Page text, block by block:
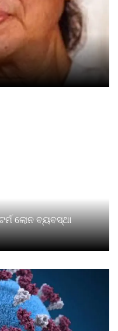
ଲୋନ ବ୍ୟବସ୍ଥା